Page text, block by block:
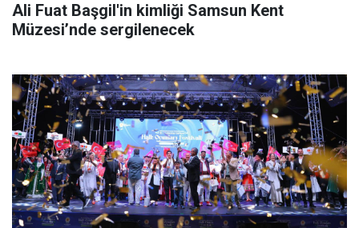
Ali Fuat Başgil'in kimliği Samsun Kent
Müzesi’nde sergilenecek